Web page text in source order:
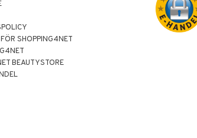
SHOPPING4NET
BEAUTYSTORE